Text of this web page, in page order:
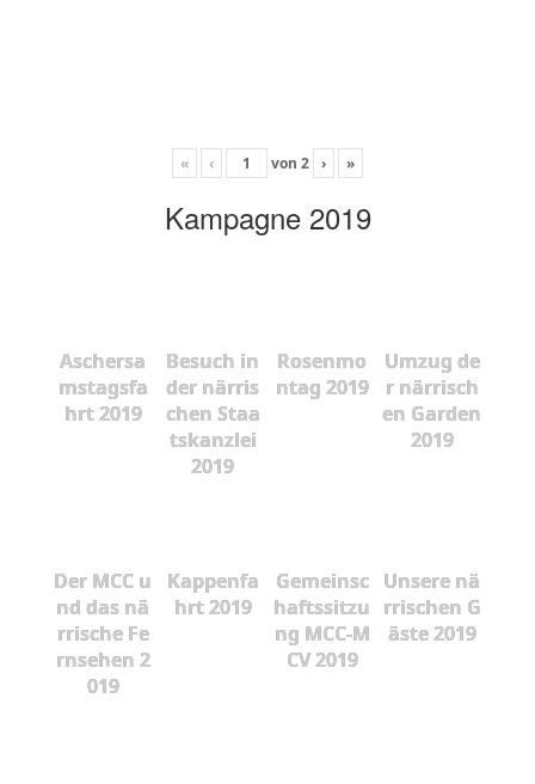
« ‹ von 2 › »
Kampagne 2019
Aschersa
mstagsfa
hrt 2019
Besuch in
der närris
chen Staa
tskanzlei
2019
Rosenmo
ntag 2019
Umzug de
r närrisch
en Garden
2019
Der MCC u
nd das nä
rrische Fe
rnsehen 2
019
Kappenfa
hrt 2019
Gemeinsc
haftssitzu
ng MCC-M
CV 2019
Unsere nä
rrischen G
äste 2019